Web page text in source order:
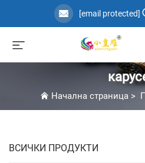
[email protected]
Начална страница >
ВСИЧКИ ПРОДУКТИ